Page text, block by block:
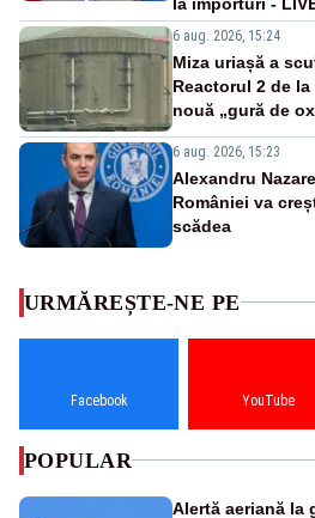
6 aug. 2026, 15:24
Miza uriașă a
Reactorul 2 de
nouă „gură de
6 aug. 2026, 15:23
Alexandru
României va
scădea
URMĂREȘTE-NE PE
Facebook YouTube
POPULAR
Alertă aeriană la